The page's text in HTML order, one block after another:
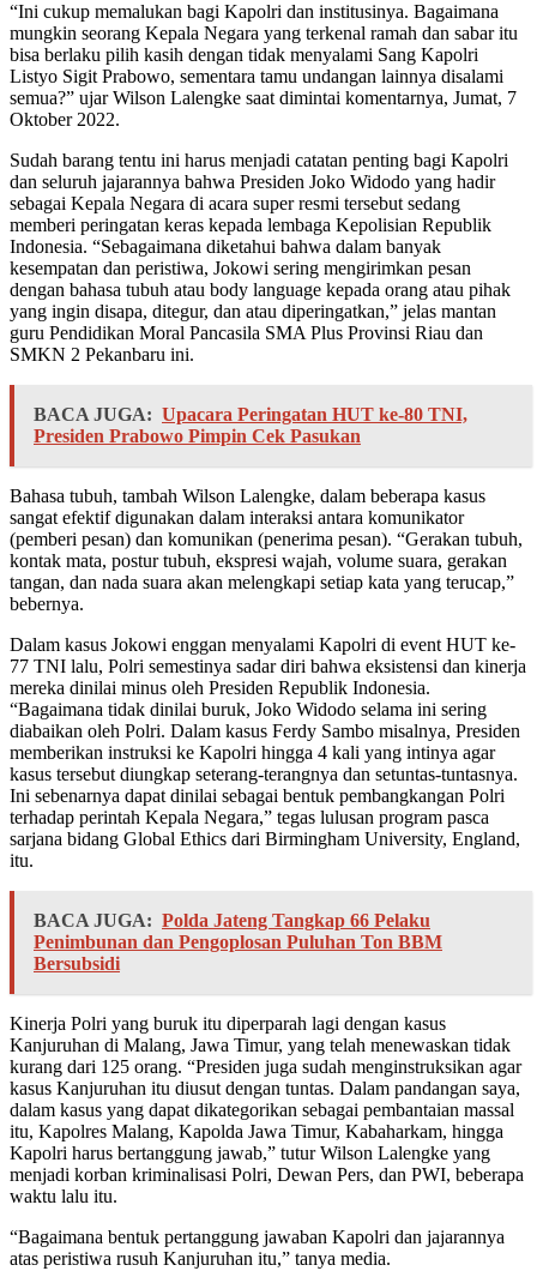
“Ini cukup memalukan bagi Kapolri dan institusinya. Bagaimana
mungkin seorang Kepala Negara yang terkenal ramah dan sabar itu
bisa berlaku pilih kasih dengan tidak menyalami Sang Kapolri
Listyo Sigit Prabowo, sementara tamu undangan lainnya disalami
semua?” ujar Wilson Lalengke saat dimintai komentarnya, Jumat, 7
Oktober 2022.
Sudah barang tentu ini harus menjadi catatan penting bagi Kapolri
dan seluruh jajarannya bahwa Presiden Joko Widodo yang hadir
sebagai Kepala Negara di acara super resmi tersebut sedang
memberi peringatan keras kepada lembaga Kepolisian Republik
Indonesia. “Sebagaimana diketahui bahwa dalam banyak
kesempatan dan peristiwa, Jokowi sering mengirimkan pesan
dengan bahasa tubuh atau body language kepada orang atau pihak
yang ingin disapa, ditegur, dan atau diperingatkan,” jelas mantan
guru Pendidikan Moral Pancasila SMA Plus Provinsi Riau dan
SMKN 2 Pekanbaru ini.
BACA JUGA: Upacara Peringatan HUT ke-80 TNI,
Presiden Prabowo Pimpin Cek Pasukan
Bahasa tubuh, tambah Wilson Lalengke, dalam beberapa kasus
sangat efektif digunakan dalam interaksi antara komunikator
(pemberi pesan) dan komunikan (penerima pesan). “Gerakan tubuh,
kontak mata, postur tubuh, ekspresi wajah, volume suara, gerakan
tangan, dan nada suara akan melengkapi setiap kata yang terucap,”
bebernya.
Dalam kasus Jokowi enggan menyalami Kapolri di event HUT ke-
77 TNI lalu, Polri semestinya sadar diri bahwa eksistensi dan kinerja
mereka dinilai minus oleh Presiden Republik Indonesia.
“Bagaimana tidak dinilai buruk, Joko Widodo selama ini sering
diabaikan oleh Polri. Dalam kasus Ferdy Sambo misalnya, Presiden
memberikan instruksi ke Kapolri hingga 4 kali yang intinya agar
kasus tersebut diungkap seterang-terangnya dan setuntas-tuntasnya.
Ini sebenarnya dapat dinilai sebagai bentuk pembangkangan Polri
terhadap perintah Kepala Negara,” tegas lulusan program pasca
sarjana bidang Global Ethics dari Birmingham University, England,
itu.
BACA JUGA: Polda Jateng Tangkap 66 Pelaku
Penimbunan dan Pengoplosan Puluhan Ton BBM
Bersubsidi
Kinerja Polri yang buruk itu diperparah lagi dengan kasus
Kanjuruhan di Malang, Jawa Timur, yang telah menewaskan tidak
kurang dari 125 orang. “Presiden juga sudah menginstruksikan agar
kasus Kanjuruhan itu diusut dengan tuntas. Dalam pandangan saya,
dalam kasus yang dapat dikategorikan sebagai pembantaian massal
itu, Kapolres Malang, Kapolda Jawa Timur, Kabaharkam, hingga
Kapolri harus bertanggung jawab,” tutur Wilson Lalengke yang
menjadi korban kriminalisasi Polri, Dewan Pers, dan PWI, beberapa
waktu lalu itu.
“Bagaimana bentuk pertanggung jawaban Kapolri dan jajarannya
atas peristiwa rusuh Kanjuruhan itu,” tanya media.